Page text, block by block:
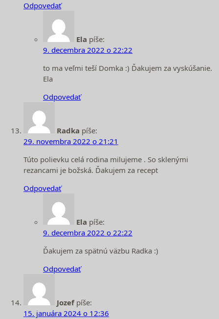
Odpovedať
Ela píše:
9. decembra 2022 o 22:22
to ma veľmi teší Domka :) Ďakujem za vyskúšanie.
Ela
Odpovedať
Radka píše:
29. novembra 2022 o 21:21
Túto polievku celá rodina milujeme . So sklenými
rezancami je božská. Ďakujem za recept
Odpovedať
Ela píše:
9. decembra 2022 o 22:22
Ďakujem za spätnú väzbu Radka :)
Odpovedať
Jozef píše:
15. januára 2024 o 12:36